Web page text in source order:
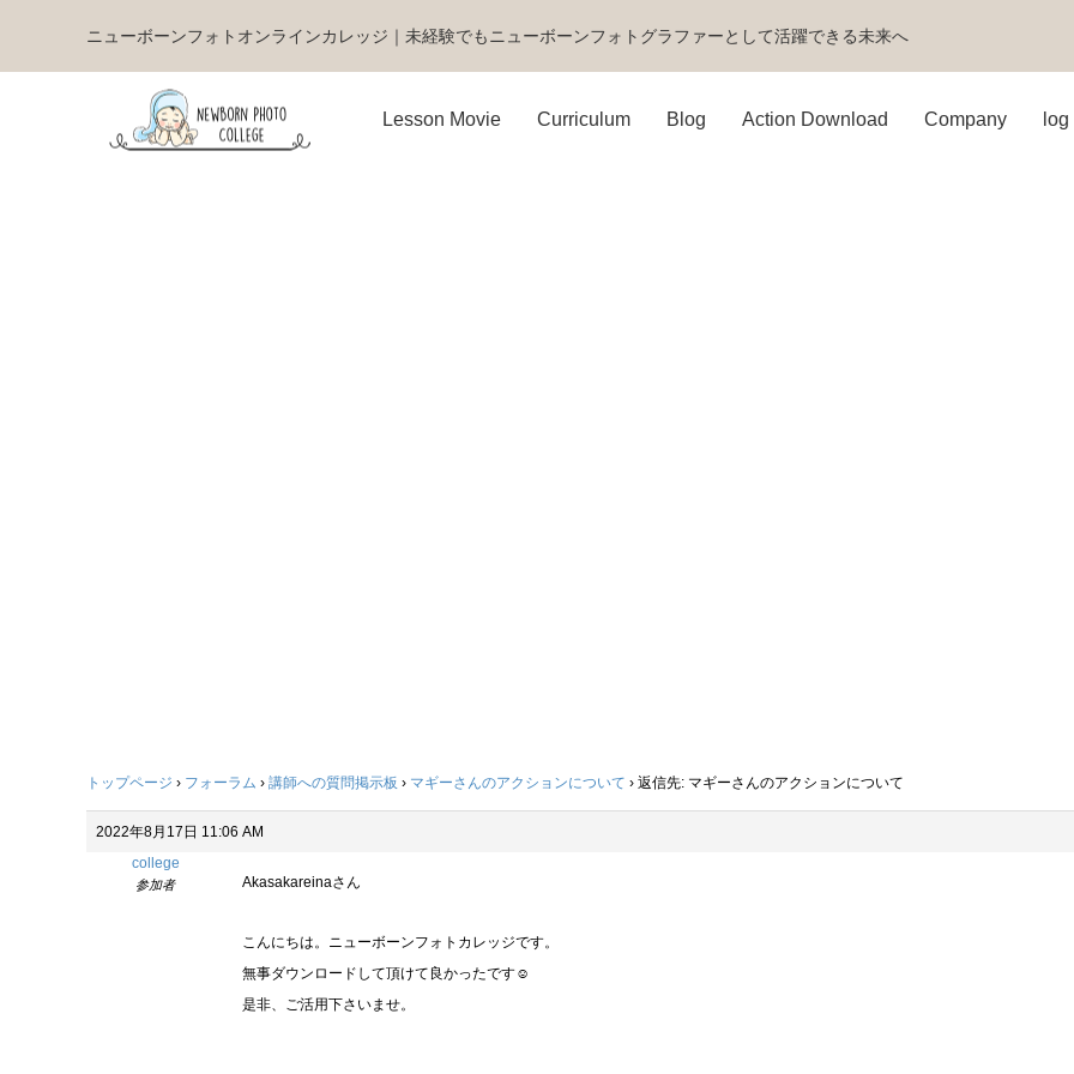
ニューボーンフォトオンラインカレッジ｜未経験でもニューボーンフォトグラファーとして活躍できる未来へ
Lesson Movie Curriculum Blog Action Download Company log
トップページ › フォーラム › 講師への質問掲示板 › マギーさんのアクションについて › 返信先: マギーさんのアクションについて
2022年8月17日 11:06 AM
college
参加者 Akasakareinaさん
こんにちは。ニューボーンフォトカレッジです。
無事ダウンロードして頂けて良かったです☺︎
是非、ご活用下さいませ。